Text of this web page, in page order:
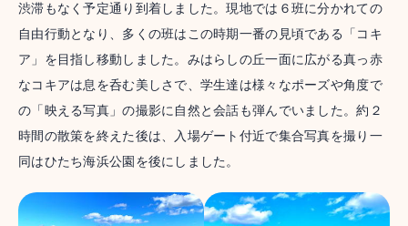
渋滞もなく予定通り到着しました。現地では６班に分かれての
自由行動となり、多くの班はこの時期一番の見頃である「コキ
ア」を目指し移動しました。みはらしの丘一面に広がる真っ赤
なコキアは息を呑む美しさで、学生達は様々なポーズや角度で
の「映える写真」の撮影に自然と会話も弾んでいました。約２
時間の散策を終えた後は、入場ゲート付近で集合写真を撮り一
同はひたち海浜公園を後にしました。